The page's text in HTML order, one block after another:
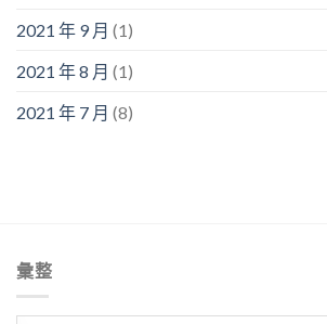
2021 年 9 月 (1)
2021 年 8 月 (1)
2021 年 7 月 (8)
彙整